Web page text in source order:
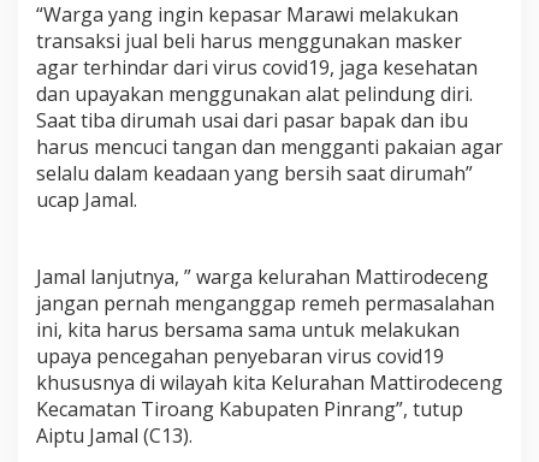
S
a
a
t
J
u
a
l
d
i
a
s
a
r
M
a
“Warga yang ingin kepasar Marawi melakukan
transaksi jual beli harus menggunakan masker
agar terhindar dari virus covid19, jaga kesehatan
dan upayakan menggunakan alat pelindung diri.
Saat tiba dirumah usai dari pasar bapak dan ibu
harus mencuci tangan dan mengganti pakaian agar
selalu dalam keadaan yang bersih saat dirumah”
ucap Jamal.
Jamal lanjutnya, ” warga kelurahan Mattirodeceng
jangan pernah menganggap remeh permasalahan
ini, kita harus bersama sama untuk melakukan
upaya pencegahan penyebaran virus covid19
khususnya di wilayah kita Kelurahan Mattirodeceng
Kecamatan Tiroang Kabupaten Pinrang”, tutup
Aiptu Jamal (C13).